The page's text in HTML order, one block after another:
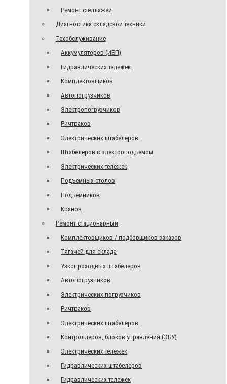
Ремонт стеллажей
Диагностика складской техники
Техобслуживание
Аккумуляторов (ИБП)
Гидравлических тележек
Комплектовщиков
Автопогрузчиков
Электропогрузчиков
Ричтраков
Электрических штабелеров
Штабелеров с электроподъемом
Электрических тележек
Подъемных столов
Подъемников
Кранов
Ремонт стационарный
Комплектовщиков / подборщиков заказов
Тягачей для склада
Узкопроходных штабелеров
Автопогрузчиков
Электрических погрузчиков
Ричтраков
Электрических штабелеров
Контроллеров, блоков управления (ЭБУ)
Электрических тележек
Гидравлических штабелеров
Гидравлических тележек